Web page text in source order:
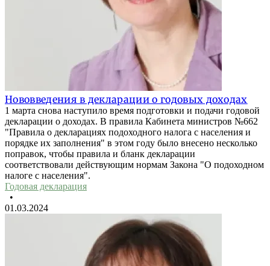
Нововведения в декларации о годовых доходах
1 марта снова наступило время подготовки и подачи годовой
декларации о доходах. В правила Кабинета министров №662
"Правила о декларациях подоходного налога с населения и
порядке их заполнения" в этом году было внесено несколько
поправок, чтобы правила и бланк декларации
соответствовали действующим нормам Закона "О подоходном
налоге с населения".
Годовая декларация
•
01.03.2024